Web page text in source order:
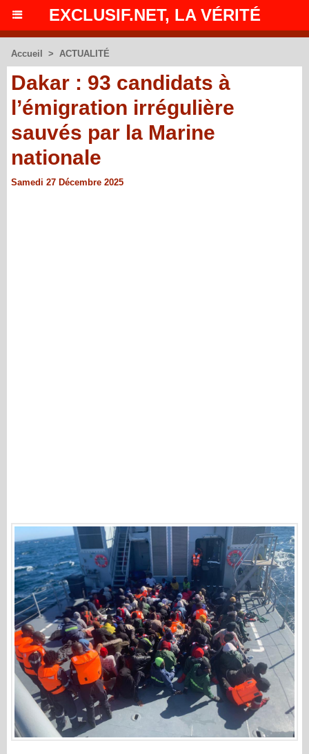
EXCLUSIF.NET, LA VÉRITÉ
Accueil > ACTUALITÉ
Dakar : 93 candidats à
l’émigration irrégulière
sauvés par la Marine
nationale
Samedi 27 Décembre 2025